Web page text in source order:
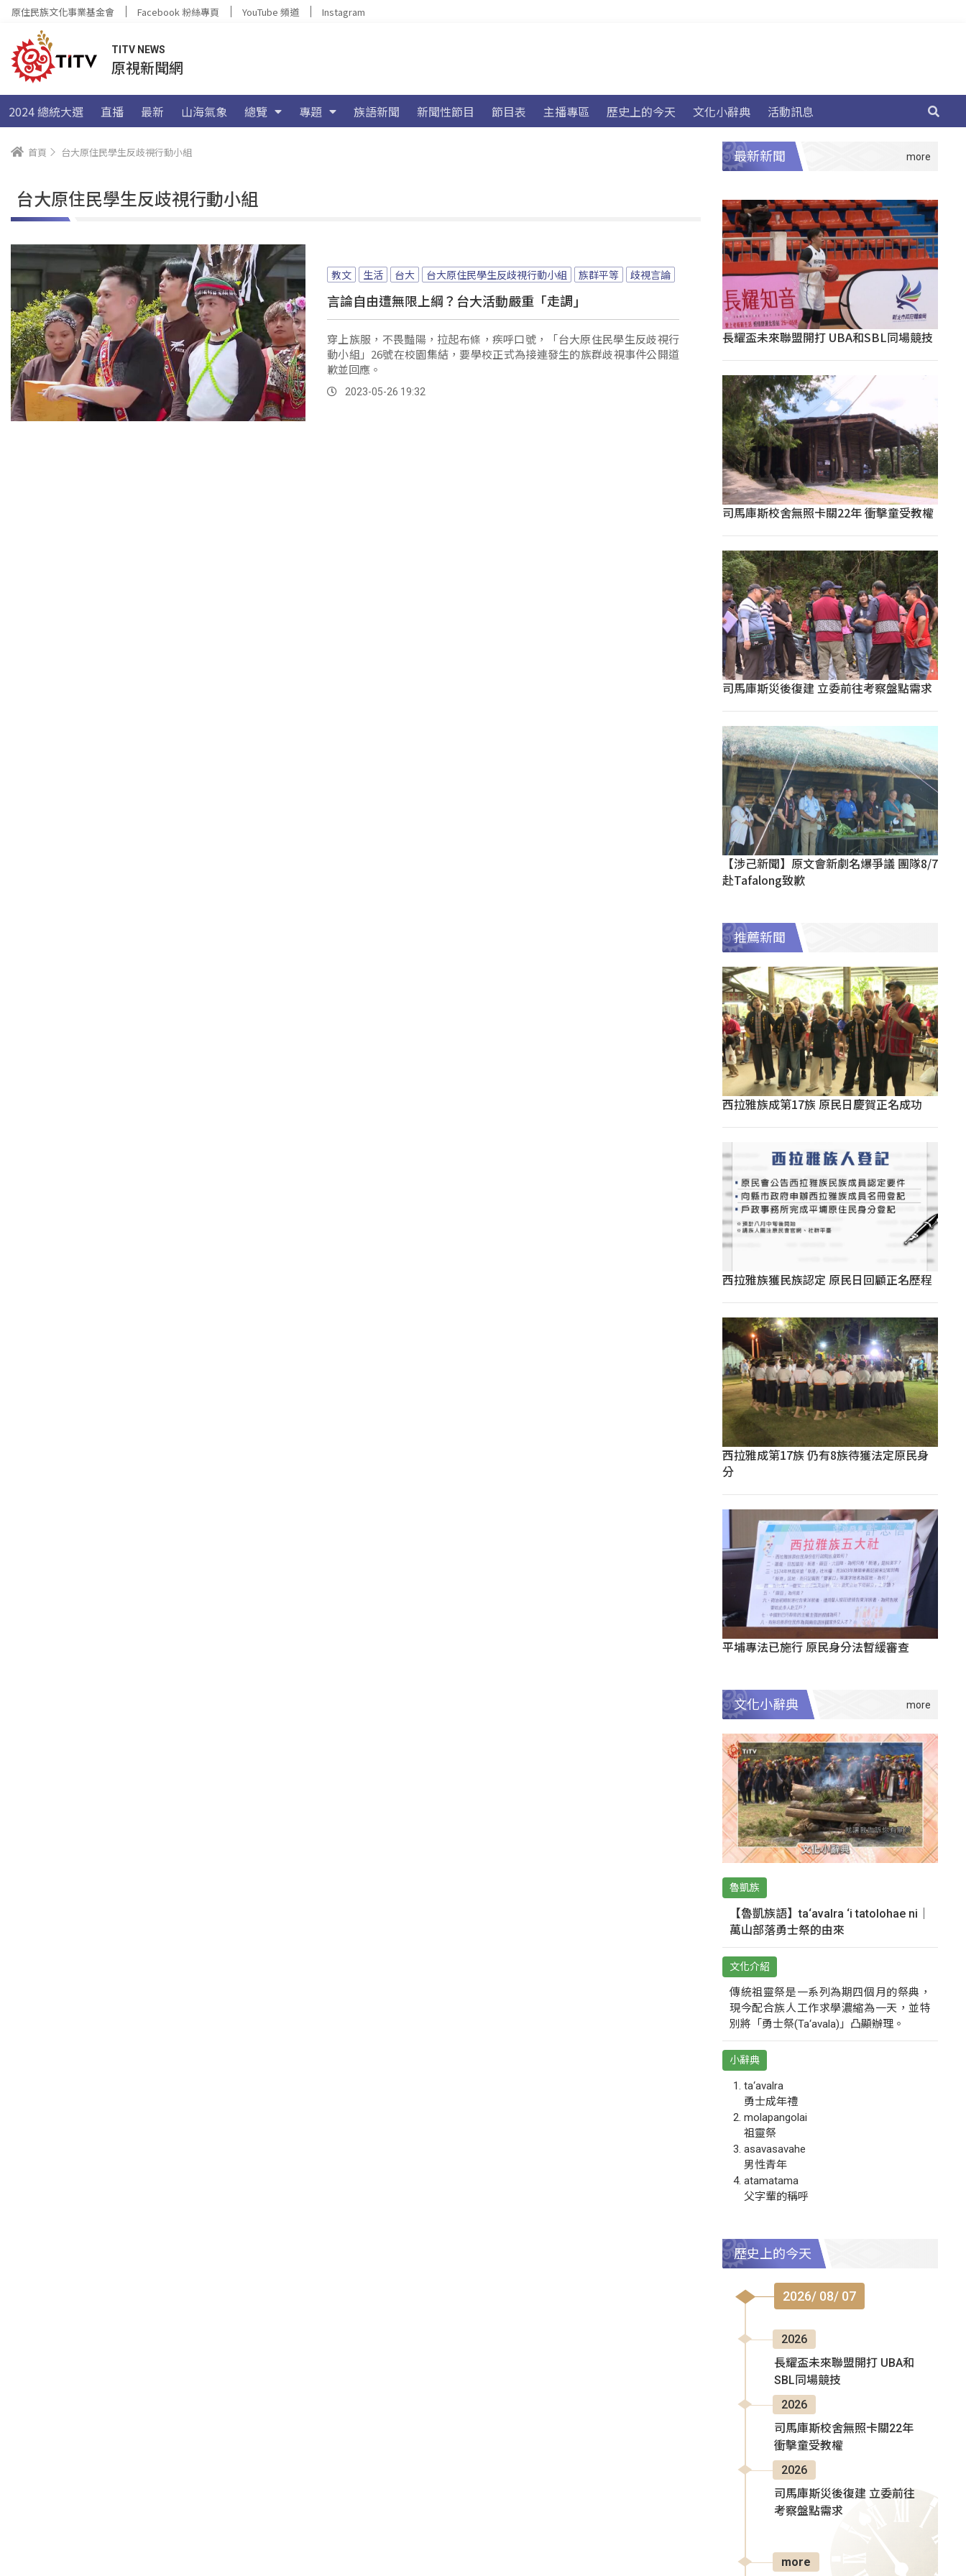
原住民族文化事業基金會 Facebook 粉絲專頁 YouTube 頻道 Instagram
TITV NEWS
原視新聞網
2024 總統大選 直播 最新 山海氣象 總覽 專題 族語新聞 新聞性節目 節目表 主播專區 歷史上的今天 文化小辭典 活動訊息
首頁 台大原住民學生反歧視行動小組
台大原住民學生反歧視行動小組
教文 生活 台大 台大原住民學生反歧視行動小組 族群平等 歧視言論
言論自由遭無限上綱？台大活動嚴重「走調」
穿上族服，不畏豔陽，拉起布條，疾呼口號，「台大原住民學生反歧視行
動小組」26號在校園集結，要學校正式為接連發生的族群歧視事件公開道
歉並回應。
2023-05-26 19:32
最新新聞
長耀盃未來聯盟開打 UBA和SBL同場競技
司馬庫斯校舍無照卡關22年 衝擊童受教權
司馬庫斯災後復建 立委前往考察盤點需求
【涉己新聞】原文會新劇名爆爭議 團隊8/7
赴Tafalong致歉
推薦新聞
西拉雅族成第17族 原民日慶賀正名成功
西拉雅族獲民族認定 原民日回顧正名歷程
西拉雅成第17族 仍有8族待獲法定原民身
分
平埔專法已施行 原民身分法暫緩審查
文化小辭典
魯凱族
【魯凱族語】ta‘avalra ‘i tatolohae ni｜
萬山部落勇士祭的由來
文化介紹
傳統祖靈祭是一系列為期四個月的祭典，
現今配合族人工作求學濃縮為一天，並特
別將「勇士祭(Ta‘avala)」凸顯辦理。
小辭典
ta‘avalra
勇士成年禮
molapangolai
祖靈祭
asavasavahe
男性青年
atamatama
父字輩的稱呼
歷史上的今天
2026/ 08/ 07
2026
長耀盃未來聯盟開打 UBA和
SBL同場競技
2026
司馬庫斯校舍無照卡關22年
衝擊童受教權
2026
司馬庫斯災後復建 立委前往
考察盤點需求
more